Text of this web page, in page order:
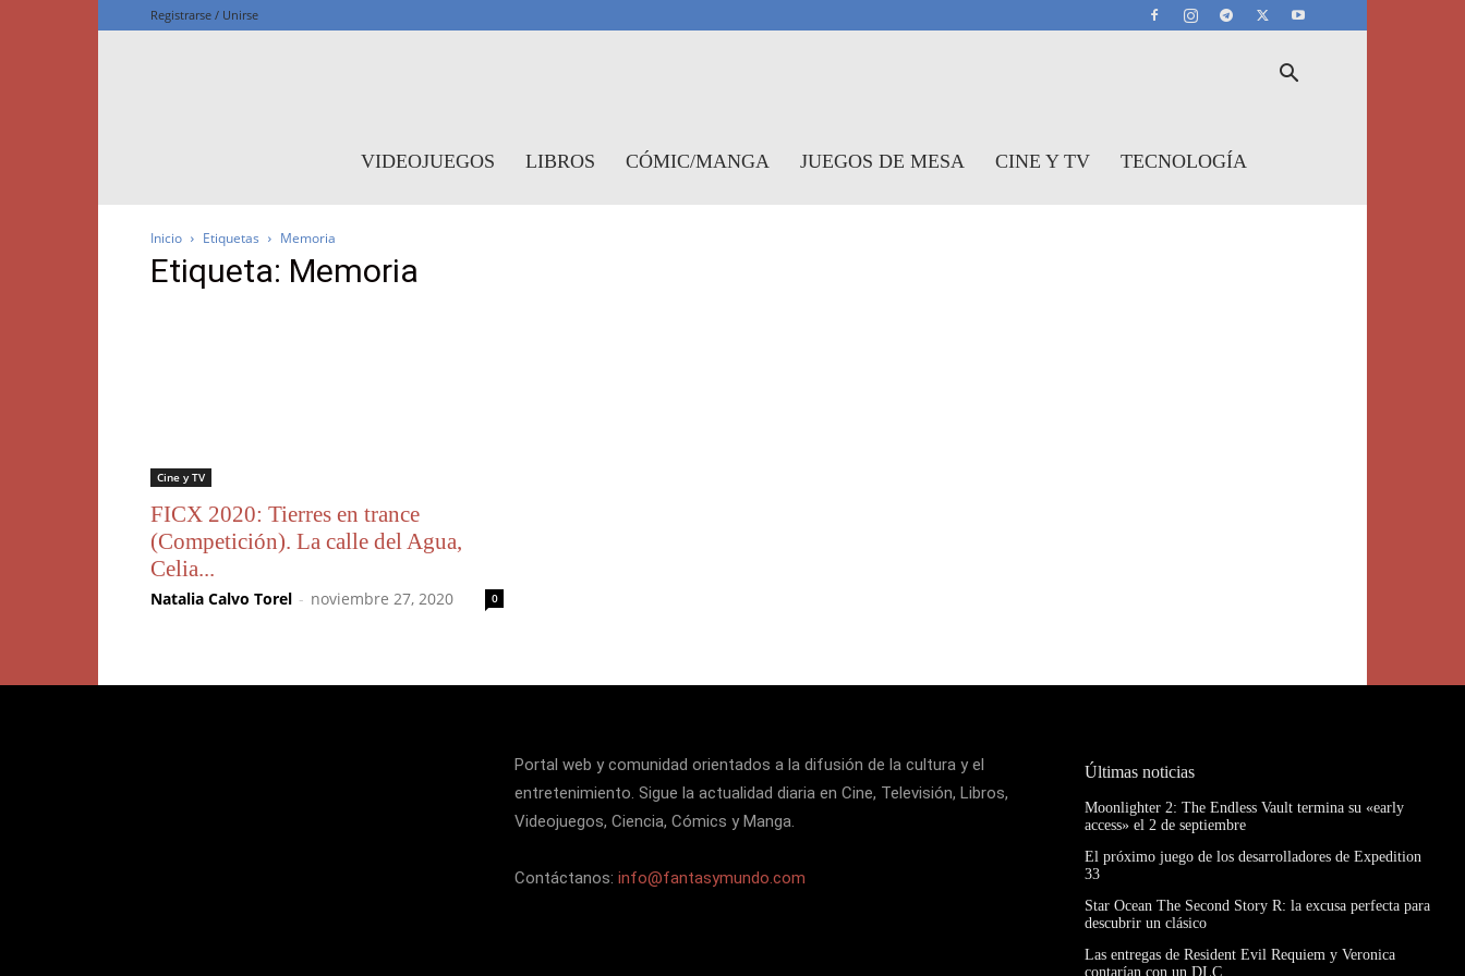
Registrarse / Unirse
VIDEOJUEGOS LIBROS CÓMIC/MANGA JUEGOS DE MESA CINE Y TV TECNOLOGÍA
Inicio Etiquetas Memoria
Etiqueta: Memoria
Cine y TV
FICX 2020: Tierres en trance
(Competición). La calle del Agua,
Celia...
Natalia Calvo Torel - noviembre 27, 2020 0
Portal web y comunidad orientados a la difusión de la cultura y el
entretenimiento. Sigue la actualidad diaria en Cine, Televisión, Libros,
Videojuegos, Ciencia, Cómics y Manga.
Contáctanos: info@fantasymundo.com
Últimas noticias
Moonlighter 2: The Endless Vault termina su «early
access» el 2 de septiembre
El próximo juego de los desarrolladores de Expedition
33
Star Ocean The Second Story R: la excusa perfecta para
descubrir un clásico
Las entregas de Resident Evil Requiem y Veronica
contarían con un DLC